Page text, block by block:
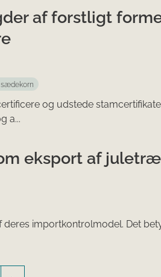
af forstligt
sædekorn
og udstede
a...
eksport af
deres importkontrolmodel. Det